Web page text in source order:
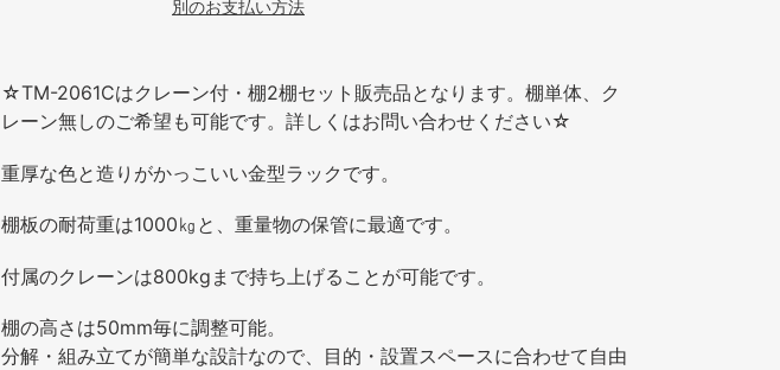
別のお支払い方法
ー
ト
商
を
加
る
☆TM-2061Cはクレーン付・棚2棚セット販売品となります。棚単体、ク
レーン無しのご希望も可能です。詳しくはお問い合わせください☆
重厚な色と造りがかっこいい金型ラックです。
棚板の耐荷重は1000㎏と、重量物の保管に最適です。
付属のクレーンは800kgまで持ち上げることが可能です。
棚の高さは50mm毎に調整可能。
分解・組み立てが簡単な設計なので、目的・設置スペースに合わせて自由